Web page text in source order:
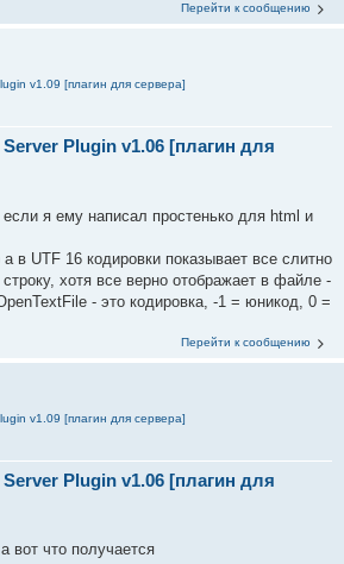
Перейти к сообщению
v1.09 [плагин для сервера]
Plugin v1.06 [плагин для
если я ему написал простенько для html и
в UTF 16 кодировки показывает все слитно
хотя все верно отображает в файле -
- это кодировка, -1 = юникод, 0 =
Перейти к сообщению
v1.09 [плагин для сервера]
Plugin v1.06 [плагин для
вот что получается